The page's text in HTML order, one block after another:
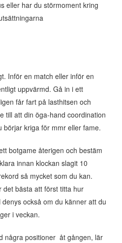
eller har du störmoment kring
Inför en match eller inför en
uppvärmd. Gå in i ett
får fart på lasthitsen och
till att din öga-hand coordination
börjar kriga för mmr eller fame.
botgame återigen och bestäm
innan klockan slagit 10
så mycket som du kan.
det bästa att först titta hur
också om du känner att du
i veckan.
några positioner åt gången, lär